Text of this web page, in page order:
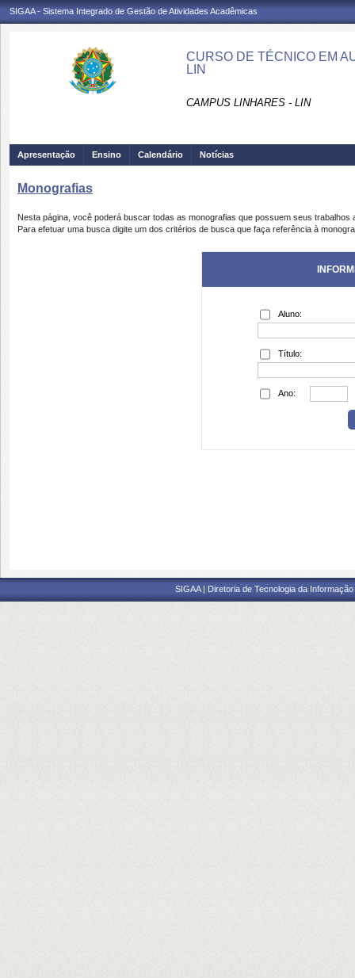
SIGAA - Sistema Integrado de Gestão de Atividades Acadêmicas
CURSO DE TÉCNICO EM
LIN
CAMPUS LINHARES - LIN
Apresentação Ensino Calendário Notícias
Monografias
Nesta página, você poderá buscar todas as monografias que possuem seus trabalhos
Para efetuar uma busca digite um dos critérios de busca que faça referência à
Aluno:
Título:
Ano:
SIGAA | Diretoria de Tecnologia da